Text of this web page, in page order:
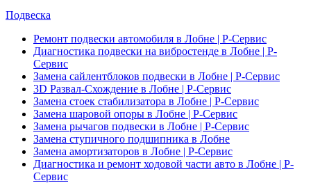
Подвеска
Ремонт подвески автомобиля в Лобне | Р-Сервис
Диагностика подвески на вибростенде в Лобне | Р-
Сервис
Замена сайлентблоков подвески в Лобне | Р-Сервис
3D Развал-Схождение в Лобне | Р-Сервис
Замена стоек стабилизатора в Лобне | Р-Сервис
Замена шаровой опоры в Лобне | Р-Сервис
Замена рычагов подвески в Лобне | Р-Сервис
Замена ступичного подшипника в Лобне
Замена амортизаторов в Лобне | Р-Сервис
Диагностика и ремонт ходовой части авто в Лобне | Р-
Сервис